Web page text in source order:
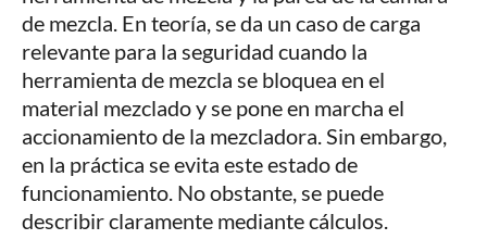
de mezcla. En teoría, se da un caso de carga
relevante para la seguridad cuando la
herramienta de mezcla se bloquea en el
material mezclado y se pone en marcha el
accionamiento de la mezcladora. Sin embargo,
en la práctica se evita este estado de
funcionamiento. No obstante, se puede
describir claramente mediante cálculos.